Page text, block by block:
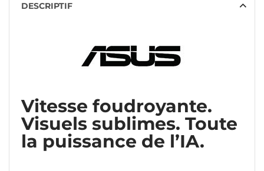
DESCRIPTIF
Vitesse foudroyante.
Visuels sublimes. Toute
la puissance de l’IA.